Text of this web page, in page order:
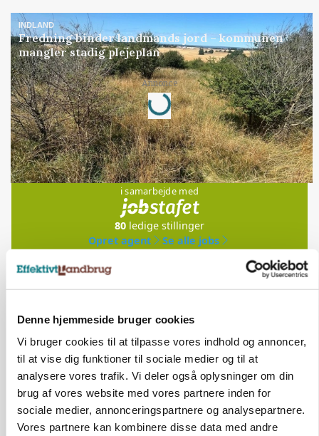
Denne hjemmeside bruger cookies
Vi bruger cookies til at tilpasse vores indhold og annoncer,
til at vise dig funktioner til sociale medier og til at
analysere vores trafik. Vi deler også oplysninger om din
brug af vores website med vores partnere inden for
sociale medier, annonceringspartnere og analysepartnere.
Vores partnere kan kombinere disse data med andre
INDLAND
Fredning binder landmands jord – kommunen
mangler stadig plejeplan
Annonce
Loading...
Jobs
i samarbejde med
80 ledige stillinger
Opret agent
Se alle jobs
Trainee placement Ringkøbing
6950, Ringkøbing NY 06. aug.
Rørlægger / håndmand søges til